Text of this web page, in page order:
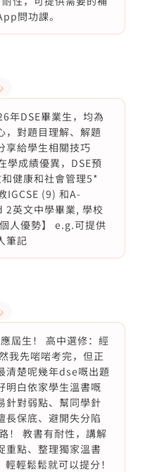
問功課。
年DSE畢業生，均為
，對題目理解、解題
享給學生相關技巧
學成績優異，DSE預
健康和社會管理5*
IGCSE (9) 和A-
英文中學畢業, 學校
人優勢】 e.g.可提供
筆記
屆生！ 高中選修：經
我先啱啱考完，但正
清楚呢幾年dse嘅出題
明白依家學生溫書嘅
針對弱點、幫同學針
長保底、避開失分陷
！ 教書有耐性，講解
重點、整理獨家溫書
輕鬆鬆就可以提分！